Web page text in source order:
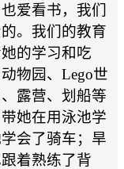
爱看书，我们
。我们的教育
的学习和吃
物园、Lego世
露营、划船等
她在用泳池学
会了骑车；旱
着熟练了背